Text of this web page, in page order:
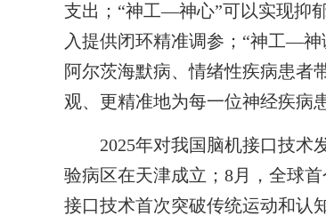
支出；“神工—神心”可以实现抑
入提供闭环精准调参；“神工—
阿尔茨海默病、情绪性疾病患者
观、更精准地为每一位神经疾病
2025年对我国脑机接口技术发
验病区在天津成立；8月，全球
接口技术首次突破传统运动和认